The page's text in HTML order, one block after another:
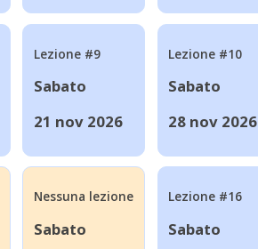
Lezione #9
Sabato
21 nov 2026
Lezione #10
Sabato
28 nov 2026
Nessuna lezione
Sabato
Lezione #16
Sabato